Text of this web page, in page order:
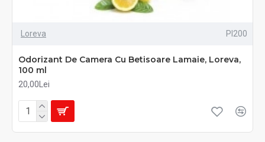
Loreva PI200
Odorizant De Camera Cu Betisoare Lamaie, Loreva,
100 ml
20,00Lei